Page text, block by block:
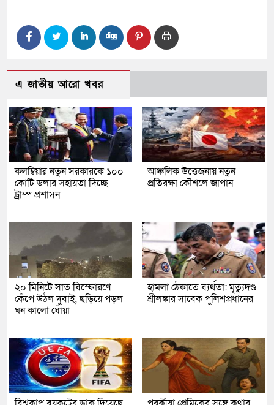
এ জাতীয় আরো খবর
কলম্বিয়ার নতুন সরকারকে ১০০
কোটি ডলার সহায়তা দিচ্ছে
ট্রাম্প প্রশাসন
আঞ্চলিক উত্তেজনায় নতুন
প্রতিরক্ষা কৌশলে জাপান
২০ মিনিটে সাত বিস্ফোরণে
কেঁপে উঠল দুবাই, ছড়িয়ে পড়ল
ঘন কালো ধোঁয়া
হামলা ঠেকাতে ব্যর্থতা: মৃত্যুদণ্ড
শ্রীলঙ্কার সাবেক পুলিশপ্রধানের